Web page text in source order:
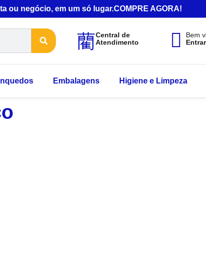
ou negócio, em um só lugar.COMPRE AGORA!
Central de
Atendimento
Bem
Entrar
Embalagens Higiene e Limpeza